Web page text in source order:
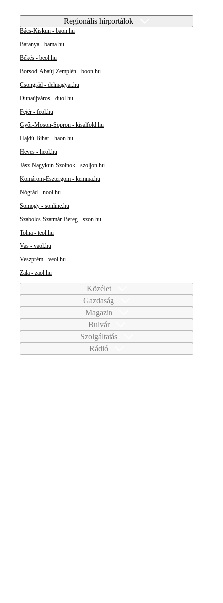
Regionális hírportálok
Bács-Kiskun - baon.hu
Baranya - bama.hu
Békés - beol.hu
Borsod-Abaúj-Zemplén - boon.hu
Csongrád - delmagyar.hu
Dunaújváros - duol.hu
Fejér - feol.hu
Győr-Moson-Sopron - kisalfold.hu
Hajdú-Bihar - haon.hu
Heves - heol.hu
Jász-Nagykun-Szolnok - szoljon.hu
Komárom-Esztergom - kemma.hu
Nógrád - nool.hu
Somogy - sonline.hu
Szabolcs-Szatmár-Bereg - szon.hu
Tolna - teol.hu
Vas - vaol.hu
Veszprém - veol.hu
Zala - zaol.hu
Közélet
Gazdaság
Magazin
Bulvár
Szolgáltatás
Rádió